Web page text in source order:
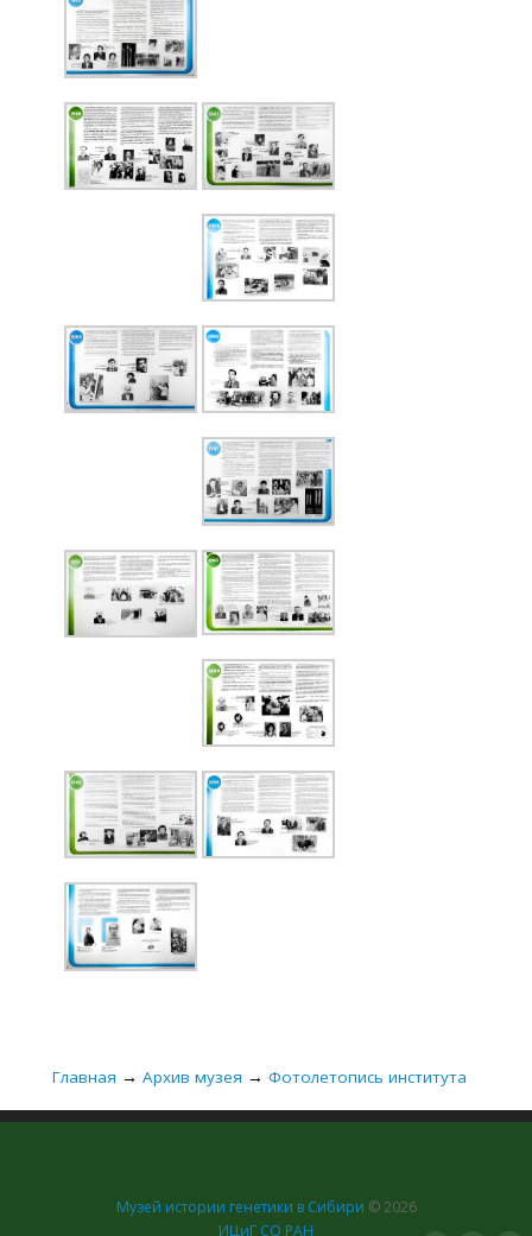
Главная → Архив музея → Фотолетопись института
Музей истории генетики в Сибири © 2026
ИЦиГ СО РАН